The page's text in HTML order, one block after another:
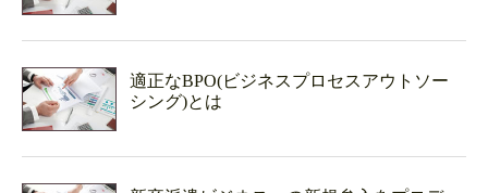
適正なBPO(ビジネスプロセスアウトソー
シング)とは